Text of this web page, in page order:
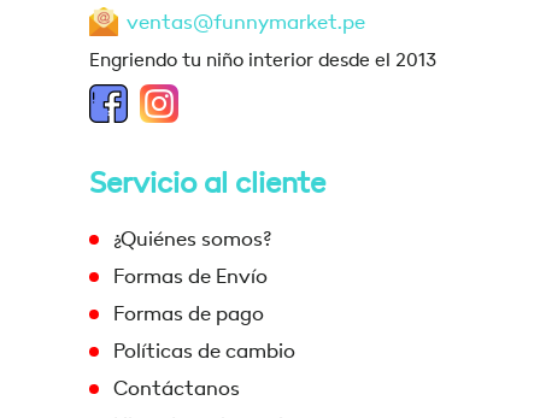
ventas@funnymarket.pe
Engriendo tu niño interior desde el 2013
Servicio al cliente
¿Quiénes somos?
Formas de Envío
Formas de pago
Políticas de cambio
Contáctanos